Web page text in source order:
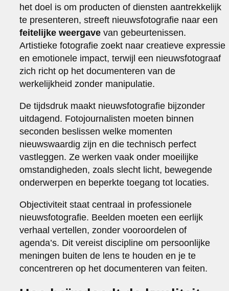
het doel is om producten of diensten aantrekkelijk
te presenteren, streeft nieuwsfotografie naar een
feitelijke weergave van gebeurtenissen.
Artistieke fotografie zoekt naar creatieve expressie
en emotionele impact, terwijl een nieuwsfotograaf
zich richt op het documenteren van de
werkelijkheid zonder manipulatie.
De tijdsdruk maakt nieuwsfotografie bijzonder
uitdagend. Fotojournalisten moeten binnen
seconden beslissen welke momenten
nieuwswaardig zijn en die technisch perfect
vastleggen. Ze werken vaak onder moeilijke
omstandigheden, zoals slecht licht, bewegende
onderwerpen en beperkte toegang tot locaties.
Objectiviteit staat centraal in professionele
nieuwsfotografie. Beelden moeten een eerlijk
verhaal vertellen, zonder vooroordelen of
agenda’s. Dit vereist discipline om persoonlijke
meningen buiten de lens te houden en je te
concentreren op het documenteren van feiten.